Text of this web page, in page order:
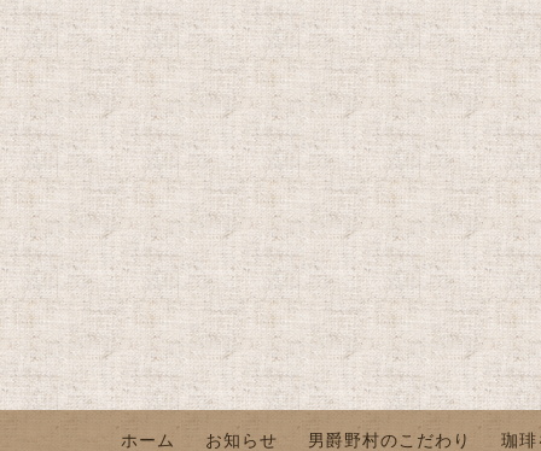
ホーム お知らせ 男爵野村のこだわり 珈琲